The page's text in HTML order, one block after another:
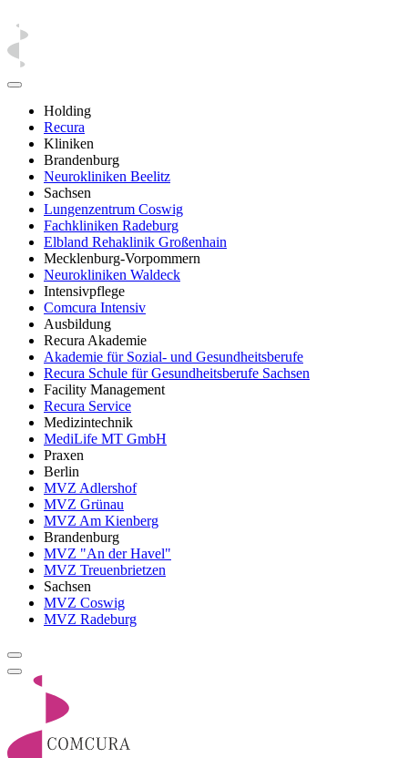
Holding
Recura
Kliniken
Brandenburg
Neurokliniken Beelitz
Sachsen
Lungenzentrum Coswig
Fachkliniken Radeburg
Elbland Rehaklinik Großenhain
Mecklenburg-Vorpommern
Neurokliniken Waldeck
Intensivpflege
Comcura Intensiv
Ausbildung
Recura Akademie
Akademie für Sozial- und Gesundheitsberufe
Recura Schule für Gesundheitsberufe Sachsen
Facility Management
Recura Service
Medizintechnik
MediLife MT GmbH
Praxen
Berlin
MVZ Adlershof
MVZ Grünau
MVZ Am Kienberg
Brandenburg
MVZ "An der Havel"
MVZ Treuenbrietzen
Sachsen
MVZ Coswig
MVZ Radeburg